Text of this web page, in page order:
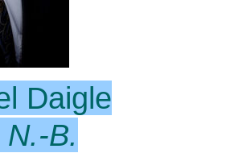
Daigle
B.